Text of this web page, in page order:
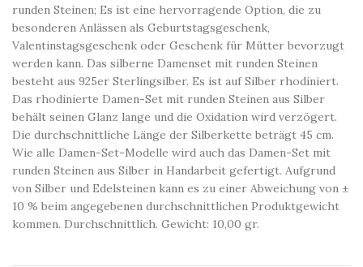
runden Steinen; Es ist eine hervorragende Option, die zu
besonderen Anlässen als Geburtstagsgeschenk,
Valentinstagsgeschenk oder Geschenk für Mütter bevorzugt
werden kann. Das silberne Damenset mit runden Steinen
besteht aus 925er Sterlingsilber. Es ist auf Silber rhodiniert.
Das rhodinierte Damen-Set mit runden Steinen aus Silber
behält seinen Glanz lange und die Oxidation wird verzögert.
Die durchschnittliche Länge der Silberkette beträgt 45 cm.
Wie alle Damen-Set-Modelle wird auch das Damen-Set mit
runden Steinen aus Silber in Handarbeit gefertigt. Aufgrund
von Silber und Edelsteinen kann es zu einer Abweichung von ±
10 % beim angegebenen durchschnittlichen Produktgewicht
kommen. Durchschnittlich. Gewicht: 10,00 gr.